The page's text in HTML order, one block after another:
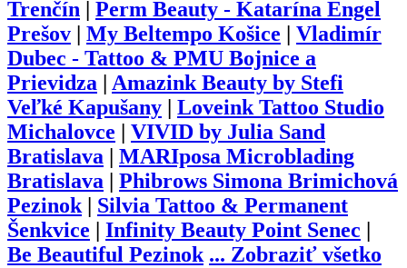
Trenčín
Perm Beauty - Katarína Engel
Prešov
My Beltempo Košice
Vladimír
Dubec - Tattoo & PMU Bojnice a
Prievidza
Amazink Beauty by Stefi
Veľké Kapušany
Loveink Tattoo Studio
Michalovce
VIVID by Julia Sand
Bratislava
MARIposa Microblading
Bratislava
Phibrows Simona Brimichová
Pezinok| Silvia Tattoo & Permanent
Šenkvice
Infinity Beauty Point Senec
Be Beautiful Pezinok ... Zobraziť všetko